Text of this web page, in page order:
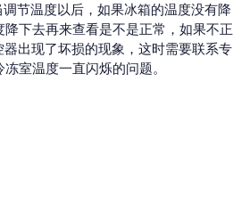
节温度以后，如果冰箱的温度没有降
下去再来查看是不是正常，如果不正
出现了坏损的现象，这时需要联系专
室温度一直闪烁的问题。